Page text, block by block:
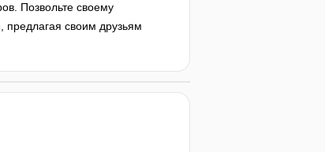
Позвольте своему
предлагая своим друзьям